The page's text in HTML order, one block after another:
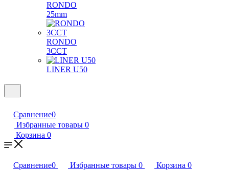
RONDO
25mm
RONDO
3CCT
LINER U50
Сравнение0
Избранные товары 0
Корзина 0
Сравнение0 Избранные товары 0 Корзина 0